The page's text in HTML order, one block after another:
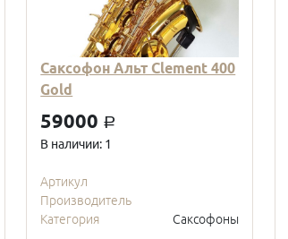
Саксофон Альт Clement 400
Gold
59000 a
В наличии: 1
Артикул
Производитель
Категория
Саксофоны